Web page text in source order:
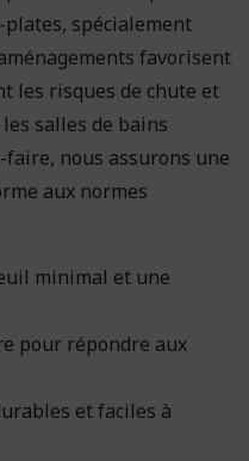
plates, spécialement
favorisent
les risques de chute et
salles de bains
faire, nous assurons une
aux normes
minimal et une
pour répondre aux
et faciles à